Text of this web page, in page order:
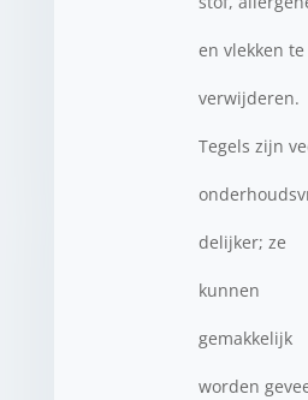
en vlekken te
verwijderen.
Tegels zijn
delijker; ze
kunnen
gemakkelijk
worden